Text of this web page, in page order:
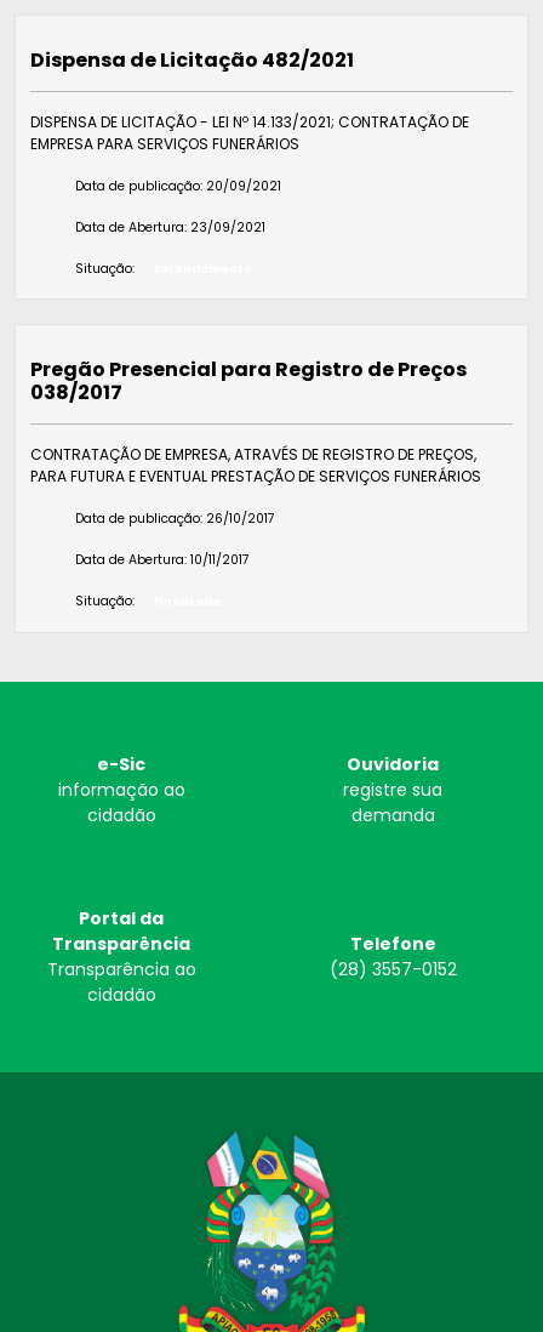
Dispensa de Licitação 482/2021
DISPENSA DE LICITAÇÃO - LEI Nº 14.133/2021; CONTRATAÇÃO DE
EMPRESA PARA SERVIÇOS FUNERÁRIOS
Data de publicação: 20/09/2021
Data de Abertura: 23/09/2021
Situação:
Pregão Presencial para Registro de Preços
038/2017
CONTRATAÇÃO DE EMPRESA, ATRAVÉS DE REGISTRO DE PREÇOS,
PARA FUTURA E EVENTUAL PRESTAÇÃO DE SERVIÇOS FUNERÁRIOS
Data de publicação: 26/10/2017
Data de Abertura: 10/11/2017
Situação:
e-Sic
informação ao
cidadão
Ouvidoria
registre sua
demanda
Portal da
Transparência
Transparência ao
cidadão
Telefone
(28) 3557-0152